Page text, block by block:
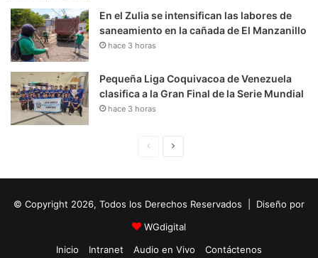
En el Zulia se intensifican las labores de
saneamiento en la cañada de El Manzanillo
hace 3 horas
Pequeña Liga Coquivacoa de Venezuela
clasifica a la Gran Final de la Serie Mundial
hace 3 horas
i
n
a
u
i
e
© Copyright 2026, Todos los Derechos Reservados | Diseño por
WGdigital
Inicio
Intranet Audio en Vivo Contáctenos